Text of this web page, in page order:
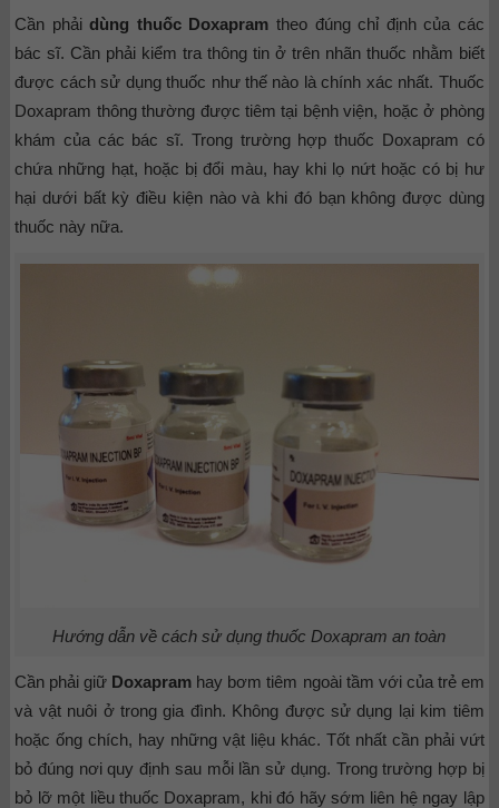
Cần phảidùng thuốc Doxapram theo đúng chỉ định của các
bác sĩ. Cần phải kiểm tra thông tin ở trên nhãn thuốc nhằm biết
được cách sử dụng thuốc như thế nào là chính xác nhất. Thuốc
Doxapram thông thường được tiêm tại bệnh viện, hoặc ở phòng
khám của các bác sĩ. Trong trường hợp thuốc Doxapram có
chứa những hạt, hoặc bị đổi màu, hay khi lọ nứt hoặc có bị hư
hại dưới bất kỳ điều kiện nào và khi đó bạn không được dùng
thuốc này nữa.
Hướng dẫn về cách sử dụng thuốc Doxapram an toàn
Cần phải giữ Doxapram hay bơm tiêm ngoài tầm với của trẻ em
và vật nuôi ở trong gia đình. Không được sử dụng lại kim tiêm
hoặc ống chích, hay những vật liệu khác. Tốt nhất cần phải vứt
bỏ đúng nơi quy định sau mỗi lần sử dụng. Trong trường hợp bị
bỏ lỡ một liều thuốc Doxapram, khi đó hãy sớm liên hệ ngay lập